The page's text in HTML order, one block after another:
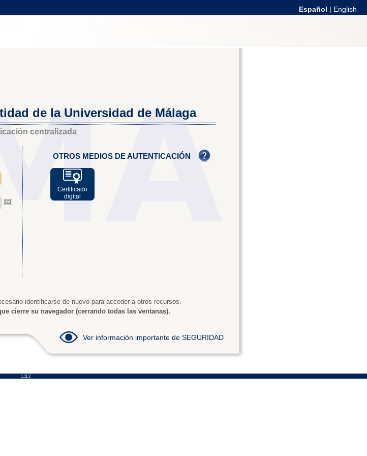
Español | English
de la Universidad de Málaga
centralizada
OTROS MEDIOS DE AUTENTICACIÓN
Certificado
digital
identificarse de nuevo para acceder a otros recursos.
cierre su navegador (cerrando todas las ventanas).
Ver información importante de SEGURIDAD
1.11.2